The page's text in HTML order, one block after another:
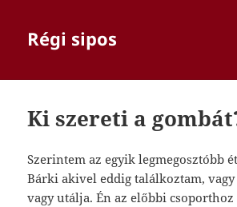
Régi sipos
Ki szereti a
Szerintem az egyik legmegosztóbb
Bárki akivel eddig találkoztam,
vagy utálja. Én az előbbi